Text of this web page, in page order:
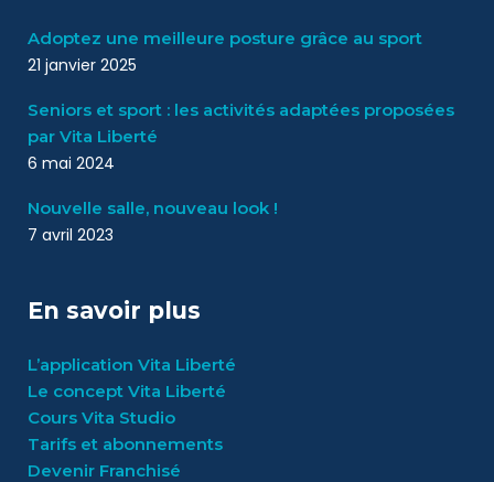
Adoptez une meilleure posture grâce au sport
21 janvier 2025
Seniors et sport : les activités adaptées proposées
par Vita Liberté
6 mai 2024
Nouvelle salle, nouveau look !
7 avril 2023
En savoir plus
L’application Vita Liberté
Le concept Vita Liberté
Cours Vita Studio
Tarifs et abonnements
Devenir Franchisé